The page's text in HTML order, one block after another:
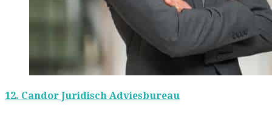
12. Candor Juridisch Adviesbureau